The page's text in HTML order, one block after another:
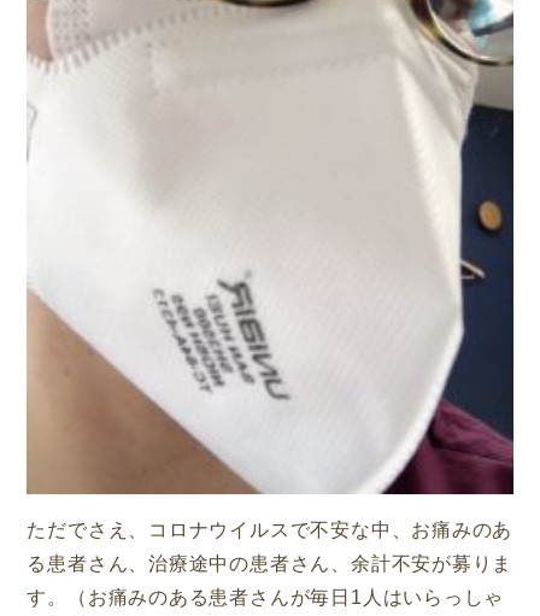
ただでさえ、コロナウイルスで不安な中、お痛みのあ
る患者さん、治療途中の患者さん、余計不安が募りま
す。（お痛みのある患者さんが毎日1人はいらっしゃ